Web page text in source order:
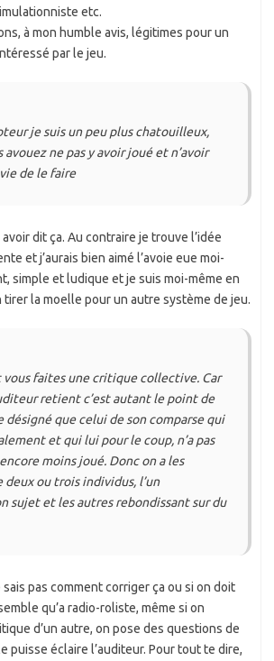
etc.
à mon humble avis, légitimes pour un
par le jeu.
je suis un peu plus chatouilleux,
avouez ne pas y avoir joué et n’avoir
de le faire
dit ça. Au contraire je trouve l’idée
et j’aurais bien aimé l’avoie eue moi-
simple et ludique et je suis moi-même en
tirer la moelle pour un autre système de jeu.
faites une critique collective. Car
retient c’est autant le point de
désigné que celui de son comparse qui
et qui lui pour le coup, n’a pas
moins joué. Donc on a les
deux ou trois individus, l’un
sujet et les autres rebondissant sur du
sais pas comment corriger ça ou si on doit
qu’a radio-roliste, même si on
d’un autre, on pose des questions de
puisse éclaire l’auditeur. Pour tout te dire,